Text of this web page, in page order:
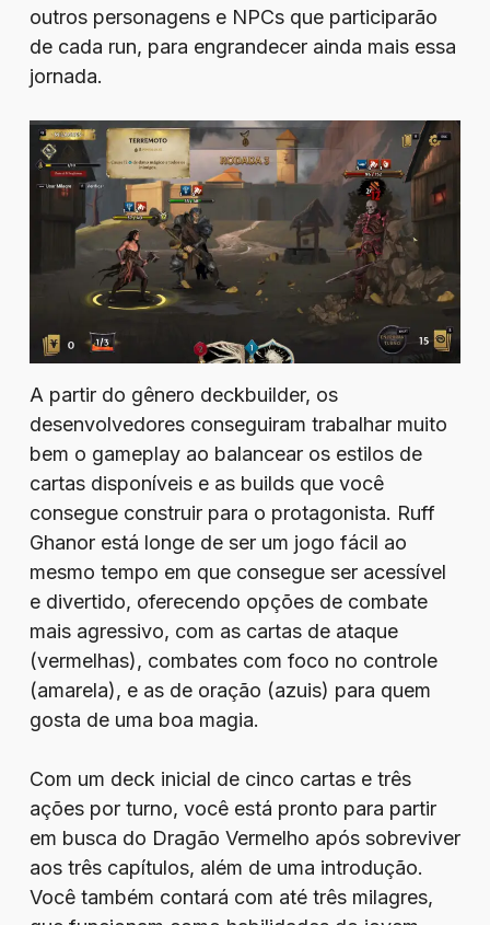
outros personagens e NPCs que participarão
de cada run, para engrandecer ainda mais essa
jornada.
A partir do gênero deckbuilder, os
desenvolvedores conseguiram trabalhar muito
bem o gameplay ao balancear os estilos de
cartas disponíveis e as builds que você
consegue construir para o protagonista. Ruff
Ghanor está longe de ser um jogo fácil ao
mesmo tempo em que consegue ser acessível
e divertido, oferecendo opções de combate
mais agressivo, com as cartas de ataque
(vermelhas), combates com foco no controle
(amarela), e as de oração (azuis) para quem
gosta de uma boa magia.
Com um deck inicial de cinco cartas e três
ações por turno, você está pronto para partir
em busca do Dragão Vermelho após sobreviver
aos três capítulos, além de uma introdução.
Você também contará com até três milagres,